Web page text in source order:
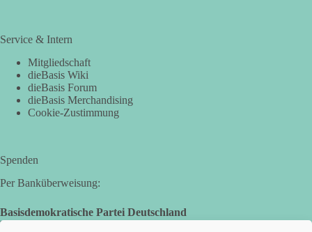
Service & Intern
Mitgliedschaft
dieBasis Wiki
dieBasis Forum
dieBasis Merchandising
Cookie-Zustimmung
Spenden
Per Banküberweisung:
Basisdemokratische Partei Deutschland
Landesverband Nordrhein-Westfalen